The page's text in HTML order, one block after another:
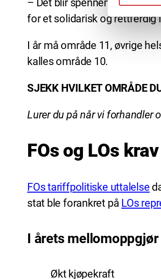
– Det blir spennende når vi
for et solidarisk og rettferdig
I år må område 11, øvrige
kalles område 10.
SJEKK HVILKET OMRÅDE
Lurer du på når vi forhandler
FOs og LOs
FOs tariffpolitiske uttalelse
stat ble forankret på LOs
I årets
Økt kjøpekraft